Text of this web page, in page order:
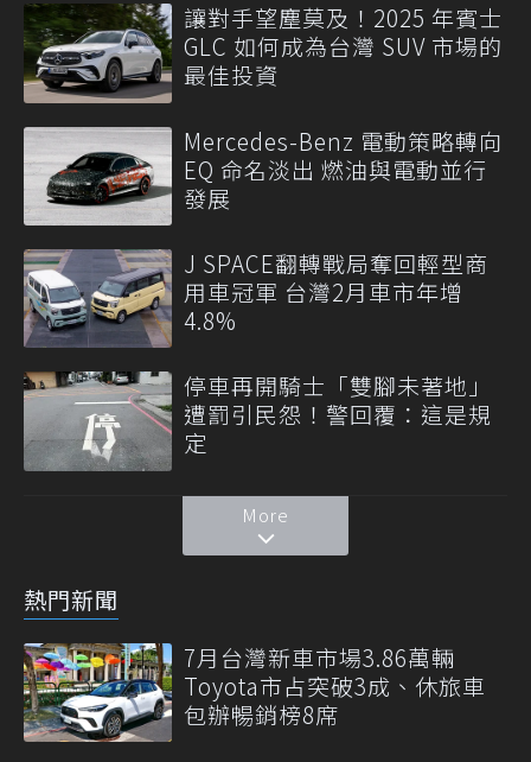
讓對手望塵莫及！2025 年賓士
GLC 如何成為台灣 SUV 市場的
最佳投資
Mercedes-Benz 電動策略轉向
EQ 命名淡出 燃油與電動並行
發展
J SPACE翻轉戰局奪回輕型商
用車冠軍 台灣2月車市年增
4.8%
停車再開騎士「雙腳未著地」
遭罰引民怨！警回覆：這是規
定
More
熱門新聞
7月台灣新車市場3.86萬輛
Toyota市占突破3成、休旅車
包辦暢銷榜8席